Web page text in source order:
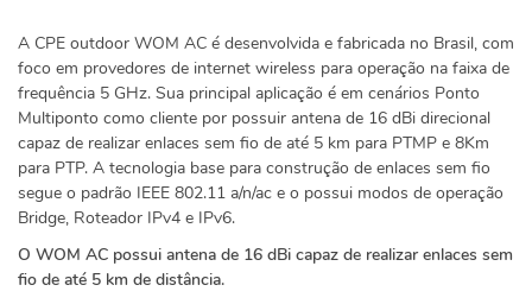
A CPE outdoor WOM AC é desenvolvida e fabricada no Brasil, com
foco em provedores de internet wireless para operação na faixa de
frequência 5 GHz. Sua principal aplicação é em cenários Ponto
Multiponto como cliente por possuir antena de 16 dBi direcional
capaz de realizar enlaces sem fio de até 5 km para PTMP e 8Km
para PTP. A tecnologia base para construção de enlaces sem fio
segue o padrão IEEE 802.11 a/n/ac e o possui modos de operação
Bridge, Roteador IPv4 e IPv6.
O WOM AC possui antena de 16 dBi capaz de realizar enlaces sem
fio de até 5 km de distância.